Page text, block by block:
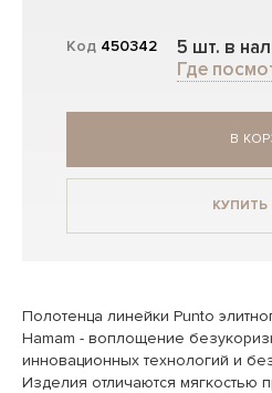
Код 450342
5 шт. в
Где
В
КУПИТЬ
Полотенца линейки Punto
Hamam - воплощение
инновационных технологий и
Изделия отличаются мягкостью